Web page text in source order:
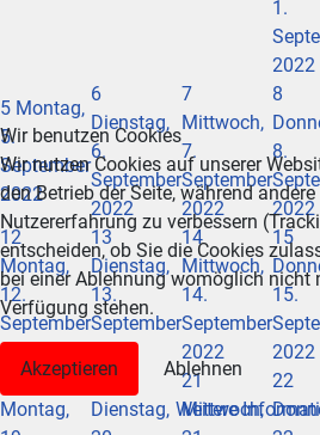
1.
2022
5 Montag,
5.
September
2022
6
Dienstag,
6.
September
2022
7
Mittwoch,
7.
September
2022
8
8.
2022
12
Montag,
12.
September
2022
13
Dienstag,
13.
September
14
Mittwoch,
14.
September
2022
15
15.
2022
19
Montag,
20
Dienstag,
21
Mittwoch,
22
Wir benutzen Cookies
Wir nutzen Cookies auf unserer
den Betrieb der Seite, während
Nutzererfahrung zu verbessern
entscheiden, ob Sie die Cookies
bei einer Ablehnung womöglich
Verfügung stehen.
Akzeptieren
Ablehnen
Weitere